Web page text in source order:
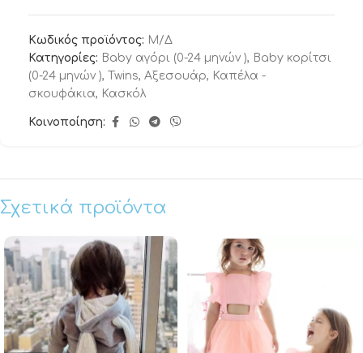
Κωδικός προϊόντος: Μ/Δ
Κατηγορίες: Baby αγόρι (0-24 μηνών ), Baby κορίτσι
(0-24 μηνών ), Twins, Αξεσουάρ, Καπέλα -
σκουφάκια, Κασκόλ
Κοινοποίηση:
Σχετικά προϊόντα